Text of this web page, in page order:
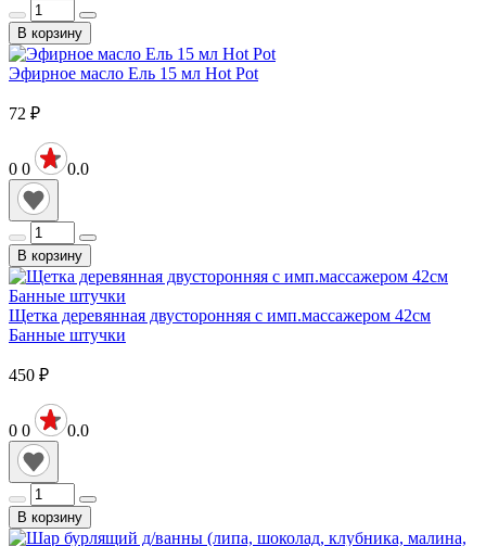
В корзину
Эфирное масло Ель 15 мл Hot Pot
72 ₽
0 0 0.0
В корзину
Щетка деревянная двусторонняя с имп.массажером 42см
Банные штучки
450 ₽
0 0 0.0
В корзину